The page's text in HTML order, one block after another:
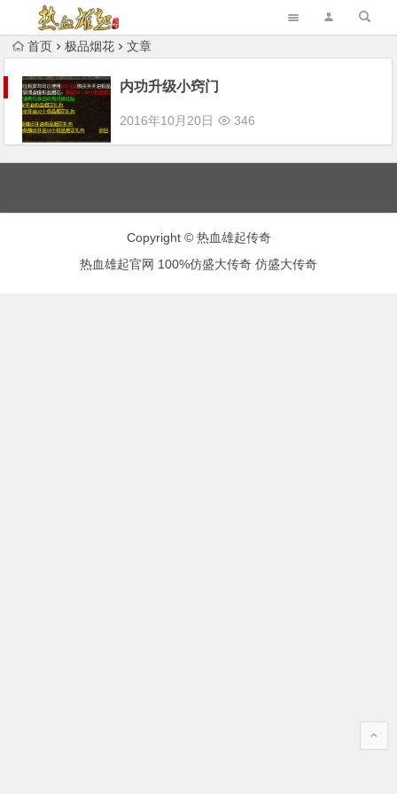
首页 极品烟花 文章
内功升级小窍门
2016年10月20日 346
Copyright © 热血雄起传奇
热血雄起官网 100%仿盛大传奇 仿盛大传奇